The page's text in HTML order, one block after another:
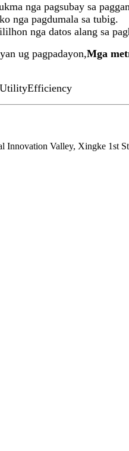
nga pagsubay sa
nga pagdumala sa tubig.
nga datos alang sa
ug pagpadayon,Mga
Valley, Xingke 1st